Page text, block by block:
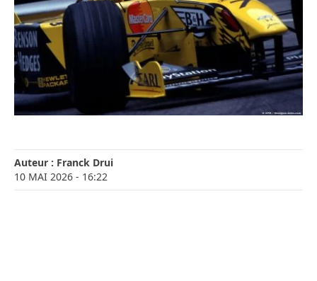
Auteur : Franck Drui
10 MAI 2026 - 16:22